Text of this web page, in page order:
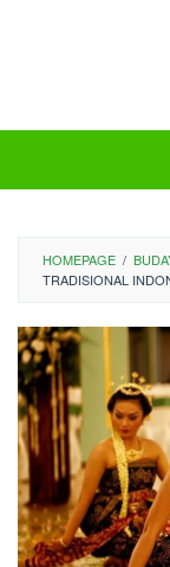
HOMEPAGE /
TRADISIONAL